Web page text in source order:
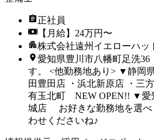
正社員
【月給】24万円〜
株式会社遠州イエローハッ
愛知県豊川市八幡町足洗
す。 <他勤務地あり> ▼静岡
田豊田店 ・浜北新原店 ・三
有玉北町 NEW OPEN!! ▼愛
城店 お好きな勤務地を選べ
わせくださいね♪